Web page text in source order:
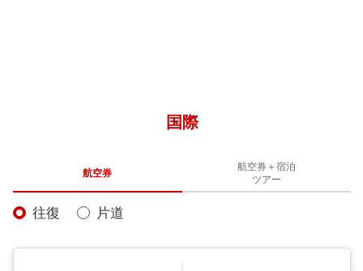
国際
航空券
航空券＋宿泊
ツアー
往復 片道